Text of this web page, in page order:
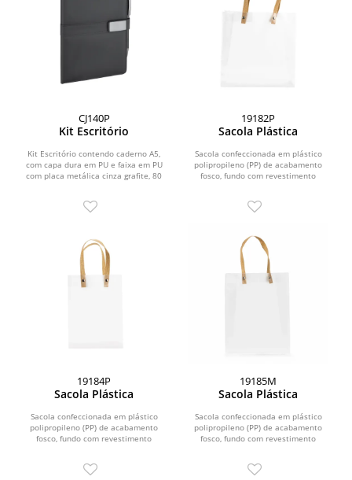
CJ140P
Kit Escritório
Kit Escritório contendo caderno A5,
com capa dura em PU e faixa em PU
com placa metálica cinza grafite, 80
19182P
Sacola Plástica
Sacola confeccionada em plástico
polipropileno (PP) de acabamento
fosco, fundo com revestimento
19184P
Sacola Plástica
Sacola confeccionada em plástico
polipropileno (PP) de acabamento
fosco, fundo com revestimento
19185M
Sacola Plástica
Sacola confeccionada em plástico
polipropileno (PP) de acabamento
fosco, fundo com revestimento